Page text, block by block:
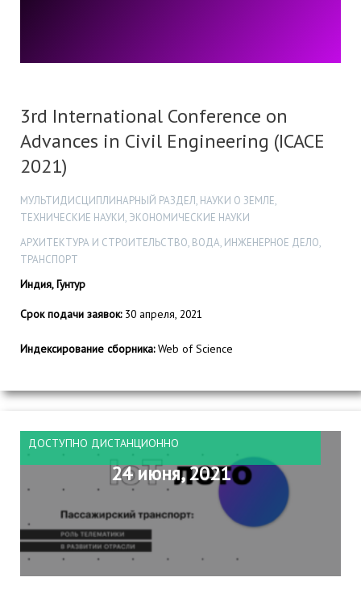
3rd International Conference on
Advances in Civil Engineering (ICACE
2021)
МУЛЬТИДИСЦИПЛИНАРНЫЙ РАЗДЕЛ, НАУКИ О ЗЕМЛЕ,
ТЕХНИЧЕСКИЕ НАУКИ, ЭКОНОМИЧЕСКИЕ НАУКИ
АРХИТЕКТУРА И СТРОИТЕЛЬСТВО, ВОДА, ИНЖЕНЕРНОЕ ДЕЛО,
ТРАНСПОРТ
Индия, Гунтур
Срок подачи заявок:30 апреля, 2021
Индексирование сборника:Web of Science
ДОСТУПНО ДИСТАНЦИОННО
24 июня, 2021